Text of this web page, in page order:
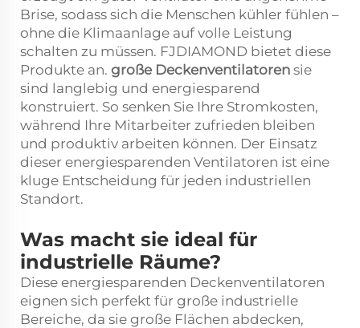
Brise, sodass sich die Menschen kühler fühlen –
ohne die Klimaanlage auf volle Leistung
schalten zu müssen. FJDIAMOND bietet diese
Produkte an. große Deckenventilatoren sie
sind langlebig und energiesparend
konstruiert. So senken Sie Ihre Stromkosten,
während Ihre Mitarbeiter zufrieden bleiben
und produktiv arbeiten können. Der Einsatz
dieser energiesparenden Ventilatoren ist eine
kluge Entscheidung für jeden industriellen
Standort.
Was macht sie ideal für
industrielle Räume?
Diese energiesparenden Deckenventilatoren
eignen sich perfekt für große industrielle
Bereiche, da sie große Flächen abdecken,